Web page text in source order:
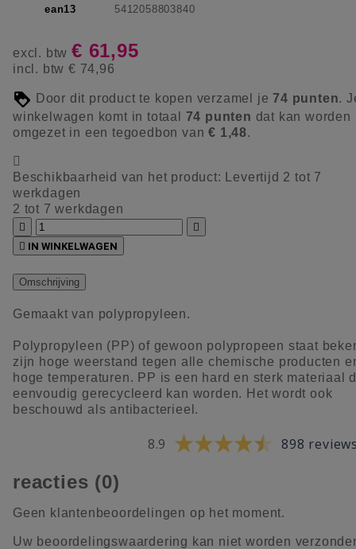
ean13
5412058803840
excl. btw € 61,95
incl. btw € 74,96
Door dit product te kopen verzamel je74 punten.
winkelwagen komt in totaal 74 punten dat kan worden
omgezet in een tegoedbon van€ 1,48.

Beschikbaarheid van het product:
Levertijd 2 tot 7
werkdagen
2 tot 7 werkdagen


 IN WINKELWAGEN
Omschrijving
Gemaakt van polypropyleen.
Polypropyleen (PP) of gewoon polypropeen staat
zijn hoge weerstand tegen alle chemische producten
hoge temperaturen. PP is een hard en sterk materiaal
eenvoudig gerecycleerd kan worden. Het wordt ook
beschouwd als antibacterieel.
8.9 898
reacties (0)
Geen klantenbeoordelingen op het moment.
Uw beoordelingswaardering kan niet worden